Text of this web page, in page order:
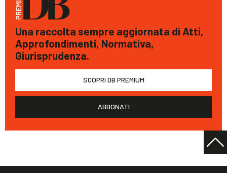
Una raccolta sempre aggiornata di Atti,
Approfondimenti, Normativa,
Giurisprudenza.
SCOPRI DB PREMIUM
ABBONATI